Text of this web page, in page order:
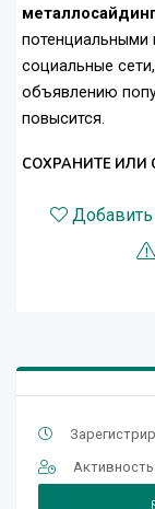
потенциальными
социальные
объявлению
повысится.
СОХРАНИТЕ